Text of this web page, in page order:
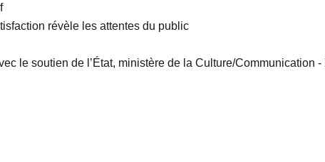
révèle les attentes du public
le soutien de l’État, ministère de la Culture/Communication